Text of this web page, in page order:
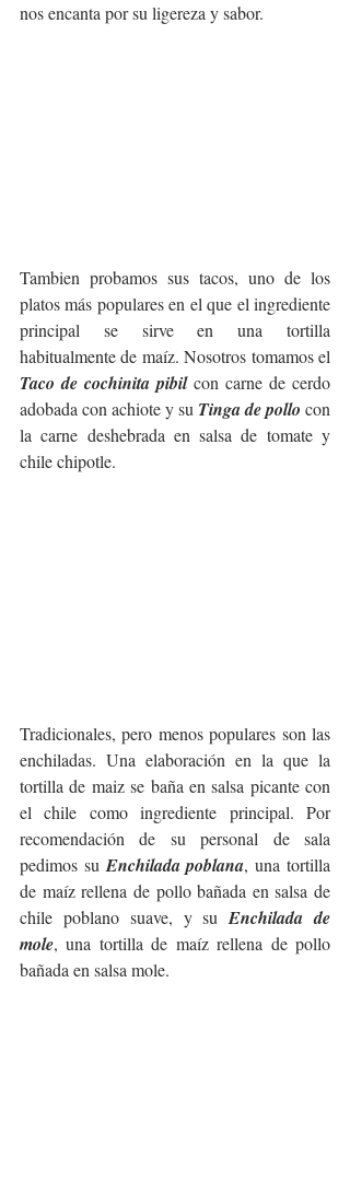
nos encanta por su ligereza y sabor.
Tambien probamos sus tacos, uno de los
platos más populares en el que el ingrediente
principal se sirve en una tortilla
Taco de cochinita pibil con carne de cerdo
adobada con achiote y su Tinga de pollo con
la carne deshebrada en salsa de tomate y
chile chipotle.
Tradicionales, pero menos populares son las
enchiladas. Una elaboración en la que la
tortilla de maiz se baña en salsa picante con
el chile como ingrediente principal. Por
recomendación de su personal de sala
pedimos su Enchilada poblana, una tortilla
de maíz rellena de pollo bañada en salsa de
chile poblano suave, y su Enchilada de
mole, una tortilla de maíz rellena de pollo
bañada en salsa mole.